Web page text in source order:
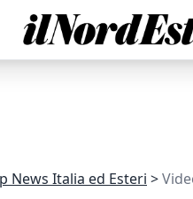
News Italia ed Esteri